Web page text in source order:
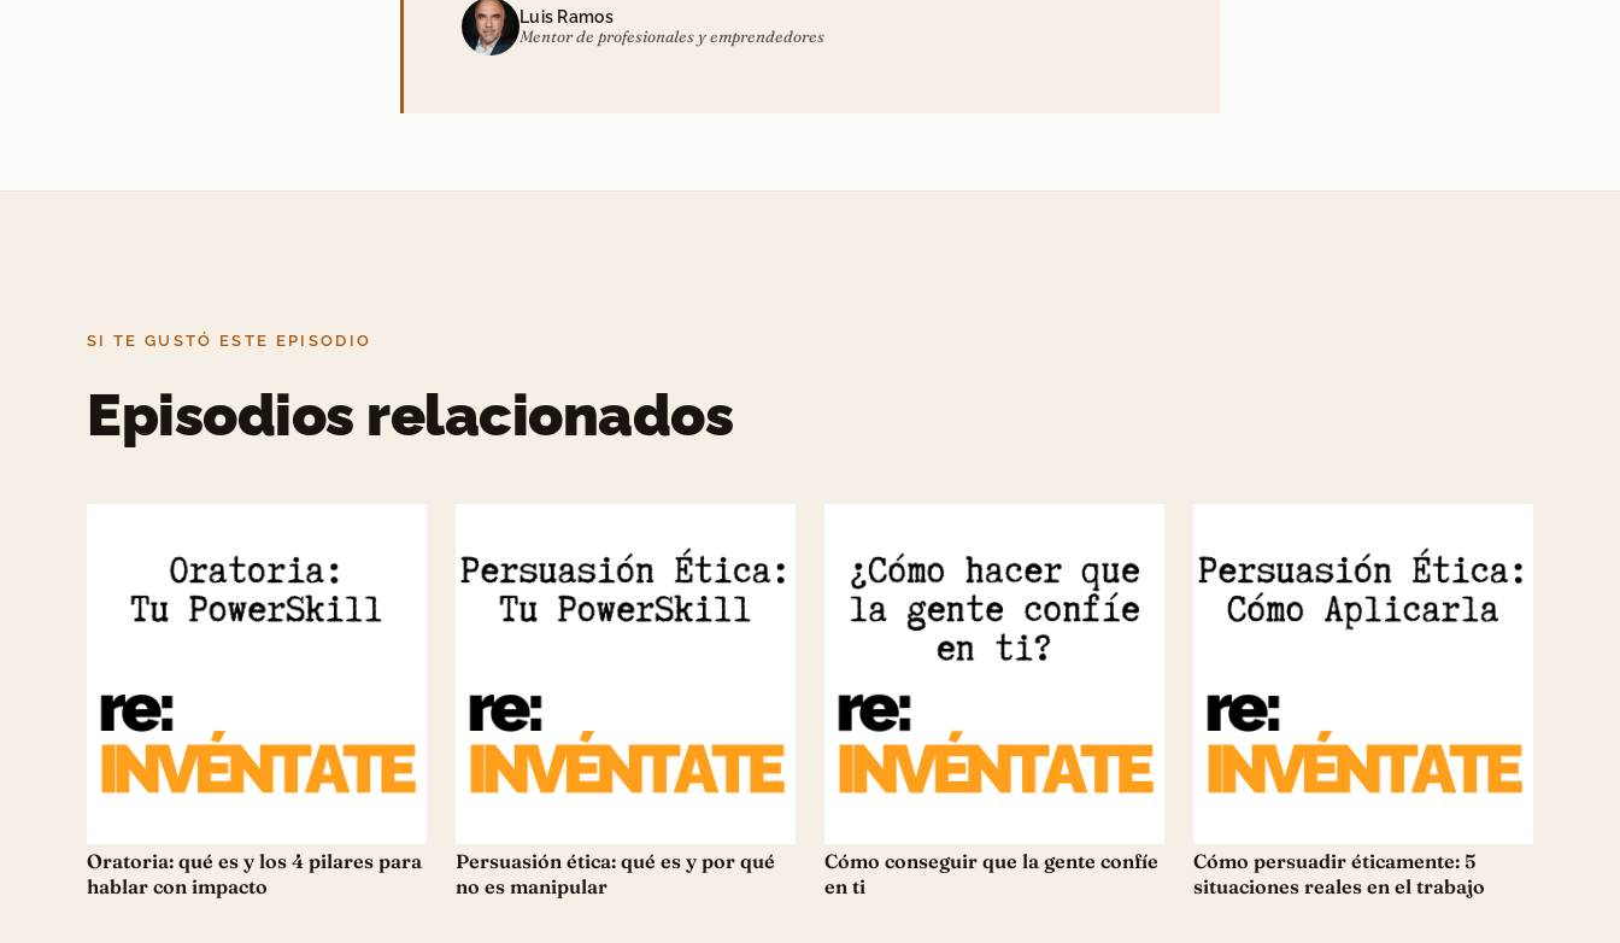
Luis Ramos
Mentor de profesionales y emprendedores
SI TE GUSTÓ ESTE EPISODIO
Episodios relacionados
Oratoria: qué es y los 4 pilares para
hablar con impacto
Persuasión ética: qué es y por qué
no es manipular
Cómo conseguir que la gente confíe
en ti
Cómo persuadir éticamente: 5
situaciones reales en el trabajo